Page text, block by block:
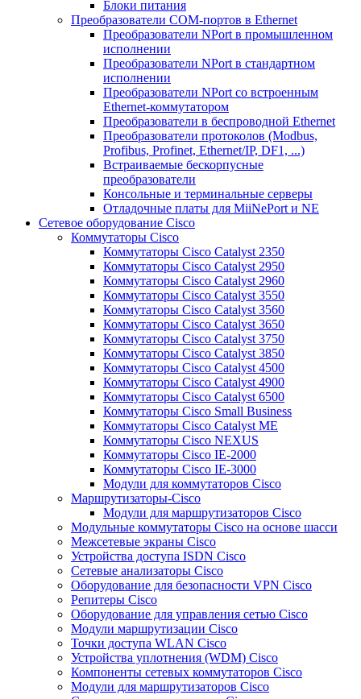
Блоки питания
Преобразователи COM-портов в Ethernet
Преобразователи NPort в промышленном
исполнении
Преобразователи NPort в стандартном
исполнении
Преобразователи NPort со встроенным
Ethernet-коммутатором
Преобразователи в беспроводной Ethernet
Преобразователи протоколов (Modbus,
Profibus, Profinet, Ethernet/IP, DF1, ...)
Встраиваемые бескорпусные
преобразователи
Консольные и терминальные серверы
Отладочные платы для MiiNePort и NE
Сетевое оборудование Cisco
Коммутаторы Cisco
Коммутаторы Cisco Catalyst 2350
Коммутаторы Cisco Catalyst 2950
Коммутаторы Cisco Catalyst 2960
Коммутаторы Cisco Catalyst 3550
Коммутаторы Cisco Catalyst 3560
Коммутаторы Cisco Catalyst 3650
Коммутаторы Cisco Catalyst 3750
Коммутаторы Cisco Catalyst 3850
Коммутаторы Cisco Catalyst 4500
Коммутаторы Cisco Catalyst 4900
Коммутаторы Cisco Catalyst 6500
Коммутаторы Cisco Small Business
Коммутаторы Cisco Catalyst ME
Коммутаторы Cisco NEXUS
Коммутаторы Cisco IE-2000
Коммутаторы Cisco IE-3000
Модули для коммутаторов Cisco
Маршрутизаторы-Cisco
Модули для маршрутизаторов Cisco
Модульные коммутаторы Cisco на основе шасси
Межсетевые экраны Cisco
Устройства доступа ISDN Cisco
Сетевые анализаторы Cisco
Оборудование для безопасности VPN Cisco
Репитеры Cisco
Оборудование для управления сетью Cisco
Модули маршрутизации Cisco
Точки доступа WLAN Cisco
Устройства уплотнения (WDM) Cisco
Компоненты сетевых коммутаторов Cisco
Модули для маршрутизаторов Cisco